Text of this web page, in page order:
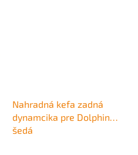
Nahradná kefa zadná
dynamcika pre Dolphin
šedá